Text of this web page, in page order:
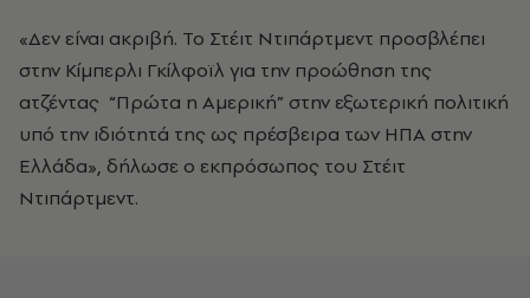
«Δεν είναι ακριβή. Το Στέιτ Ντιπάρτμεντ προσβλέπει
στην Κίμπερλι Γκίλφοϊλ για την προώθηση της
ατζέντας “Πρώτα η Αμερική” στην εξωτερική πολιτική
υπό την ιδιότητά της ως πρέσβειρα των ΗΠΑ στην
Ελλάδα», δήλωσε ο εκπρόσωπος του Στέιτ
Ντιπάρτμεντ.